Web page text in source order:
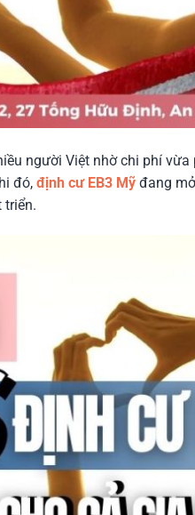
người Việt nhờ chi phí
đó,định cư EB3 Mỹ đang
triển.